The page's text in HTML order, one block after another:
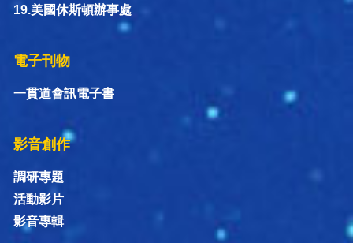
19.美國休斯頓辦事處
電子刊物
一貫道會訊電子書
影音創作
調研專題
活動影片
影音專輯